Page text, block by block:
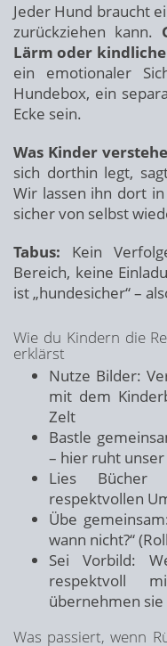
Jeder Hund braucht
zurückziehen kann.
Lärm oder
ein emotionaler
Hundebox, ein
Ecke sein.
Was Kinder
sich dorthin legt,
Wir lassen ihn dort
sicher von selbst
Tabus: Kein
Bereich, keine
ist „hundesicher“ –
Wie du Kindern die
erklärst
Nutze Bilder:
mit dem
Zelt
Bastle
– hier ruht unser
Lies Bücher
respektvollen
Übe
wann nicht?“
Sei Vorbild:
respektvoll
übernehmen sie
Was passiert, wenn